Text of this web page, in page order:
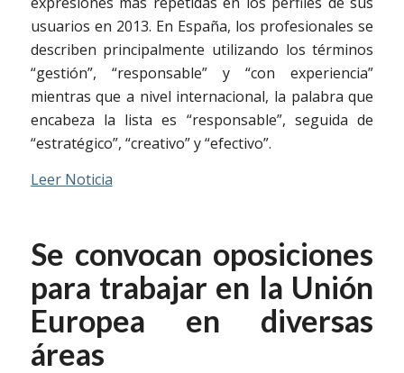
usuarios en 2013. En España, los profesionales se
describen principalmente utilizando los términos
“gestión”, “responsable” y “con experiencia”
mientras que a nivel internacional, la palabra que
encabeza la lista es “responsable”, seguida de
“estratégico”, “creativo” y “efectivo”.
Leer Noticia
Se convocan oposiciones
para trabajar en la Unión
Europea en diversas
áreas